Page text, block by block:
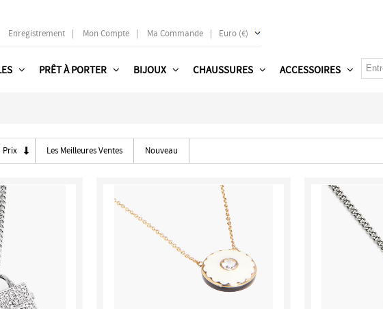
Enregistrement | Mon Compte | Ma Commande | Euro (€)
PRÊT À PORTER BIJOUX CHAUSSURES ACCESSOIRES
Prix Les Meilleures Ventes Nouveau